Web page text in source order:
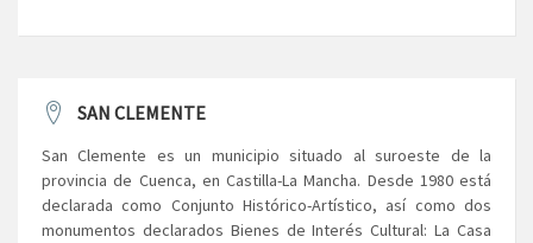
SAN CLEMENTE
San Clemente es un municipio situado al suroeste de la
provincia de Cuenca, en Castilla-La Mancha. Desde 1980 está
declarada como Conjunto Histórico-Artístico, así como dos
monumentos declarados Bienes de Interés Cultural: La Casa